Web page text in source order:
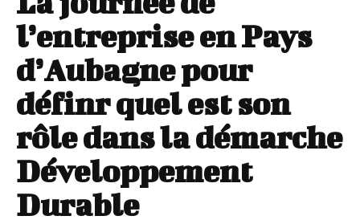
l’entreprise en Pays
d’Aubagne pour
définr quel est son
rôle dans la démarche
Développement
Durable